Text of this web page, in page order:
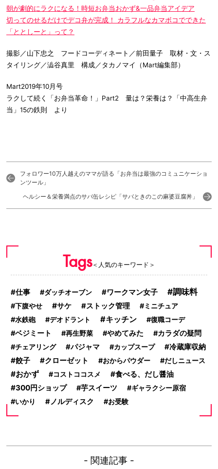
朝が劇的にラクになる！時短お弁当おかず&一品弁当アイデア
切ってのせるだけでデコ弁が完成！ カラフルなカマボコでできた
「ととしーと」って？
撮影／山下忠之 フードコーディネート／前田量子 取材・文・ス
タイリング／澁谷真里 構成／タカノマイ（Mart編集部）
Mart2019年10月号
ラクして続く「お弁当革命！」Part2 量は？栄養は？「中高生弁
当」15の鉄則 より
フォロワー10万人越えのママが語る「お弁当は最強のコミュニケーショ
ンツール」
ヘルシー＆栄養満点のサバ缶レシピ「サバときのこの麻婆豆腐丼」
Tags＜人気のキーワード＞
仕事 ダッチオーブン ワークマン女子 調味料
下腹やせ サケ ストック管理
ミニチュア
水鉄砲
デオドラント キッチン 復職コーデ
ベジミート 再生野菜 やめてみた カラダの疑問
チェアリング パジャマ カップスープ
冷蔵庫収納
餃子
クローゼット おからパウダー だしニュース
おかず コストココスメ
食べる、だし醤油
300円ショップ
芋スイーツ
ギャラクシー原宿
いかり
ノルディスク お受験
- 関連記事 -